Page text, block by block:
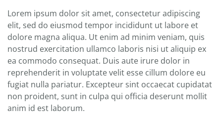
Lorem ipsum dolor sit amet, consectetur adipiscing
elit, sed do eiusmod tempor incididunt ut labore et
dolore magna aliqua. Ut enim ad minim veniam, quis
nostrud exercitation ullamco laboris nisi ut aliquip ex
ea commodo consequat. Duis aute irure dolor in
reprehenderit in voluptate velit esse cillum dolore eu
fugiat nulla pariatur. Excepteur sint occaecat cupidatat
non proident, sunt in culpa qui officia deserunt mollit
anim id est laborum.